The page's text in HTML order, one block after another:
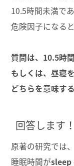
10.5時間未満で
危険因子になる
質問は、10.5時
もしくは、昼寝
どちらを意味す
回答します！
原著の研究では、
睡眠時間が